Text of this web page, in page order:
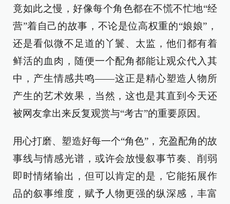
竟如此之慢，好像每个角色都在不慌不忙地“经
营”着自己的故事，不论是位高权重的“娘娘”，
还是看似微不足道的丫鬟、太监，他们都有着
鲜活的血肉，随便一个配角都能让观众代入其
中，产生情感共鸣——这正是精心塑造人物所
产生的艺术效果，当然，这也是其直到今天还
被网友拿出来反复观赏与“考古”的重要原因。
用心打磨、塑造好每一个“角色”，充盈配角的故
事线与情感光谱，或许会放慢叙事节奏、削弱
即时情绪输出，但可以肯定的是，它能拓展作
品的叙事维度，赋予人物更强的纵深感，丰富